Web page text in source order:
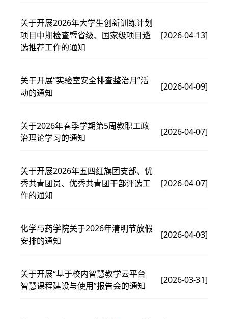
关于开展2026年大学生创新训练计划
项目中期检查暨省级、国家级项目遴
选推荐工作的通知
[2026-04-13]
关于开展“实验室安全排查整治月”活
动的通知
[2026-04-09]
关于2026年春季学期第5周教职工政
治理论学习的通知
[2026-04-07]
关于开展2026年五四红旗团支部、优
秀共青团员、优秀共青团干部评选工
作的通知
[2026-04-07]
化学与药学院关于2026年清明节放假
安排的通知
[2026-04-03]
关于开展“基于校内智慧教学云平台
智慧课程建设与使用”报告会的通知
[2026-03-31]